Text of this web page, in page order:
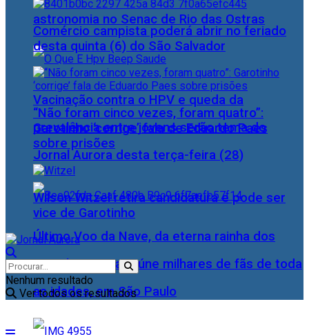
astronomia no Senac de Rio das Ostras
Vacinação contra o HPV e queda da
prevalência entre jovens serão tema do
Jornal Aurora desta terça-feira (28)
Último Voo da Nave, da eterna rainha dos
Baixinhos, Xuxa reúne milhares de fãs de toda
as idades, em São Paulo
Comércio campista poderá abrir no feriado
desta quinta (6) do São Salvador
“Não foram cinco vezes, foram quatro”:
Garotinho ‘corrige’ fala de Eduardo Paes
sobre prisões
Wilson Witzel retira candidatura e pode ser
vice de Garotinho
Nenhum resultado
Ver todos os resultados